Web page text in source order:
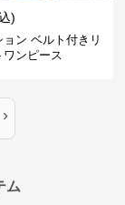
)
ン ベルト付きリ
ワンピース
›
ム